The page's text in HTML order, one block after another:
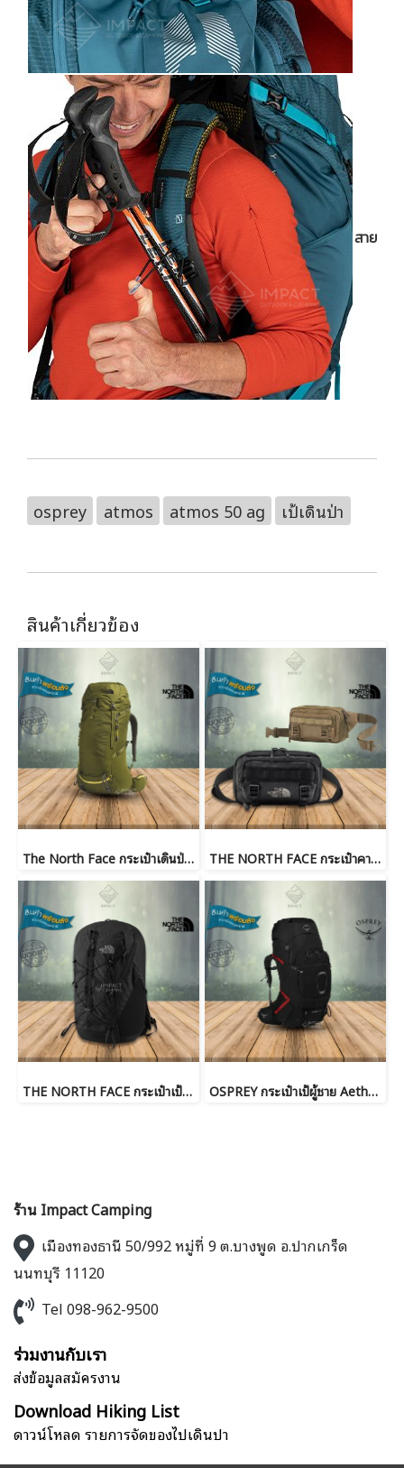
สายเกี่
osprey atmos atmos 50 ag เป้เดินป่า
สินค้าเกี่ยวข้อง
The North Face กระเป๋าเดินป่าผู้ชาย Terra 65 THE NORTH FACE กระเป๋าคาดอก BASE CAMP LUMBAR
THE NORTH FACE กระเป๋าเป้ BOREALIS TRAIL OSPREY กระเป๋าเป้ผู้ชาย Aether Plus 70
ร้าน Impact Camping
เมืองทองธานี 50/992 หมู่ที่ 9 ต.บางพูด อ.ปากเกร็ด
นนทบุรี 11120
Tel 098-962-9500
ร่วมงานกับเรา
ส่งข้อมูลสมัครงาน
Download Hiking List
ดาวน์โหลด รายการจัดของไปเดินป่า